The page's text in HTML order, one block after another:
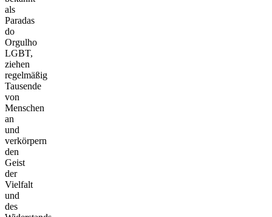
als
Paradas
do
Orgulho
LGBT,
ziehen
regelmäßig
Tausende
von
Menschen
an
und
verkörpern
den
Geist
der
Vielfalt
und
des